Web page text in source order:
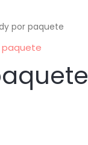
por paquete